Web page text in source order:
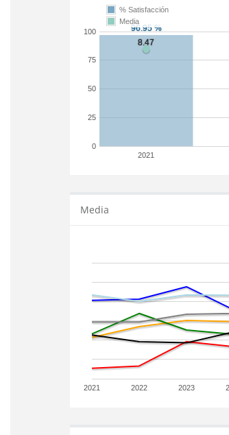
2021
0
25
50
75
100
% Satisfacción
Media
Media
2021 2022 2023